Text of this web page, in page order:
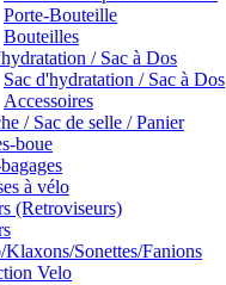
Porte-Bouteille
Bouteilles
/ Sac à Dos
Sac d'hydratation / Sac à Dos
Accessoires
/ Sac de selle / Panier
boue
à vélo
(Retroviseurs)
Klaxons/Sonettes/Fanions
Velo